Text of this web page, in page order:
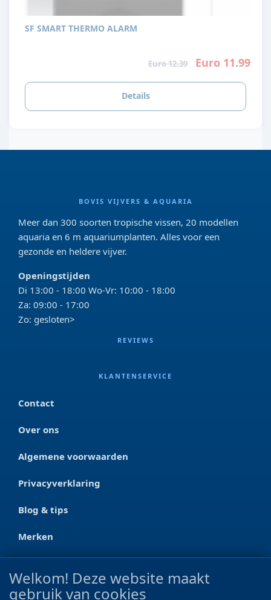
SF SMART THERMO ALARM
Euro 12.39 Euro 11.99
Details
BOVIS VIJVERS & AQUARIA
Meer dan 300 soorten tropische vissen, 20 modellen
aquaria en 6 m aquariumplanten. Alles voor een
gezonde en heldere vijver.
Openingstijden
Di 13:00 - 18:00 Wo-Vr: 10:00 - 18:00
Za: 09:00 - 17:00
Zo: gesloten>
REVIEWS
KLANTENSERVICE
Contact
Over ons
Algemene voorwaarden
Privacyverklaring
Blog & tips
Merken
CONTACT
Ootmarsumseweg 125a
Welkom! Deze website maakt
gebruik van cookies